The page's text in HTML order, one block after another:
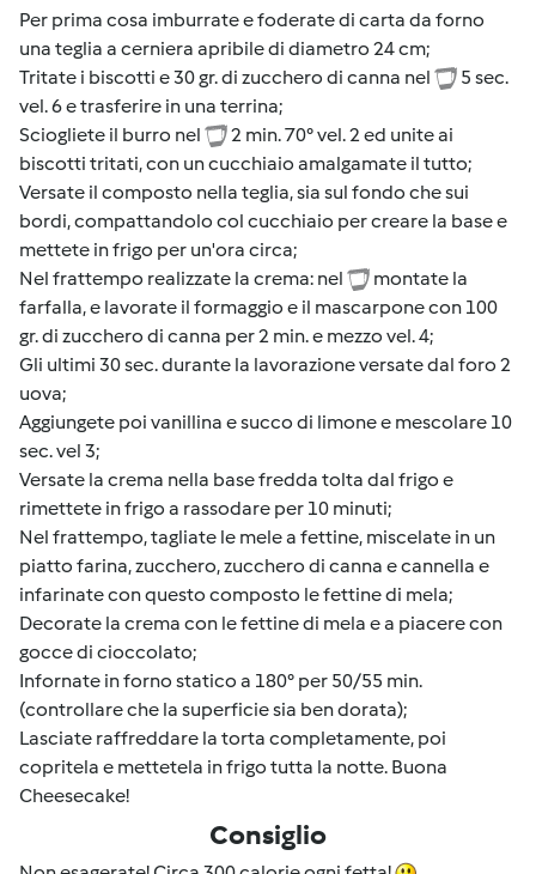
Per prima cosa imburrate e foderate di carta da forno
una teglia a cerniera apribile di diametro 24 cm;
Tritate i biscotti e 30 gr. di zucchero di canna nel
5 sec.
vel. 6 e trasferire in una terrina;
Sciogliete il burro nel
2 min. 70° vel. 2 ed unite ai
biscotti tritati, con un cucchiaio amalgamate il tutto;
Versate il composto nella teglia, sia sul fondo che sui
bordi, compattandolo col cucchiaio per creare la base e
mettete in frigo per un'ora circa;
Nel frattempo realizzate la crema: nel
montate la
farfalla, e lavorate il formaggio e il mascarpone con 100
gr. di zucchero di canna per 2 min. e mezzo vel. 4;
Gli ultimi 30 sec. durante la lavorazione versate dal foro 2
uova;
Aggiungete poi vanillina e succo di limone e mescolare 10
sec. vel 3;
Versate la crema nella base fredda tolta dal frigo e
rimettete in frigo a rassodare per 10 minuti;
Nel frattempo, tagliate le mele a fettine, miscelate in un
piatto farina, zucchero, zucchero di canna e cannella e
infarinate con questo composto le fettine di mela;
Decorate la crema con le fettine di mela e a piacere con
gocce di cioccolato;
Infornate in forno statico a 180° per 50/55 min.
(controllare che la superficie sia ben dorata);
Lasciate raffreddare la torta completamente, poi
copritela e mettetela in frigo tutta la notte. Buona
Cheesecake!
Consiglio